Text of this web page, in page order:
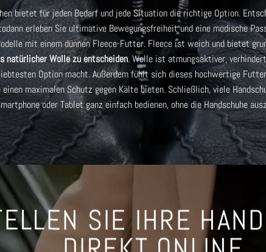
bietet für jeden Bedarf und jede Situation die richtige Option.
dann erleben Sie ultimative Bewegungsfreiheit und eine modische
mit einem dünnen Fleece-Futter. Fleece ist weich und bietet
natürlicher Wolle zu entscheiden. Wolle ist atmungsaktiver,
Option macht. Außerdem fühlt sich dieses hochwertige
maximalen Schutz gegen Kälte bieten. Schließlich, viele
oder Tablet ganz einfach bedienen, ohne die Handschuhe
SIE IHRE